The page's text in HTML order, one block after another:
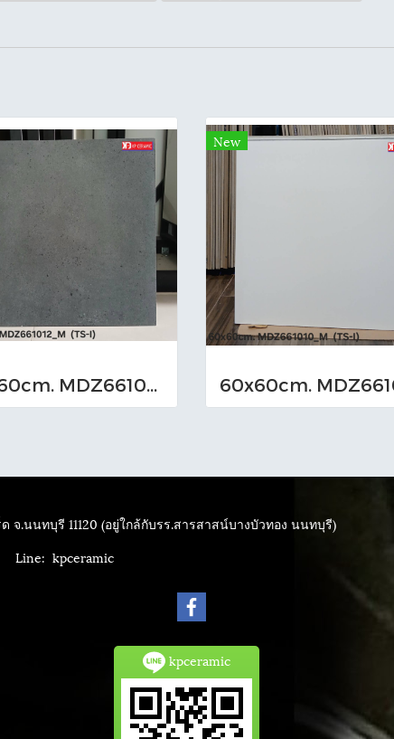
60x60cm. MDZ661012_M (TS-I)
New
จ.นนทบุรี 11120 (อยู่ใกล้กับรร.สารสาสน์บางบัวทอง นนทบุรี)
Line: kpceramic
kpceramic